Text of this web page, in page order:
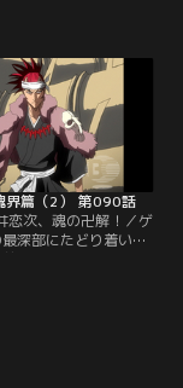
同。その頃、先行して
弓親は狩矢達が隠れて
見していた。そこは昔
が隠れ住んでいた遺跡
した乱菊、吉良、檜佐
人は…。【提供：バン
ル】
界篇（2） 第090話
恋次、魂の卍解！／ゲ
深部にたどり着いた
に姿を現したドー
てしまっていた恋次
油断があったことを